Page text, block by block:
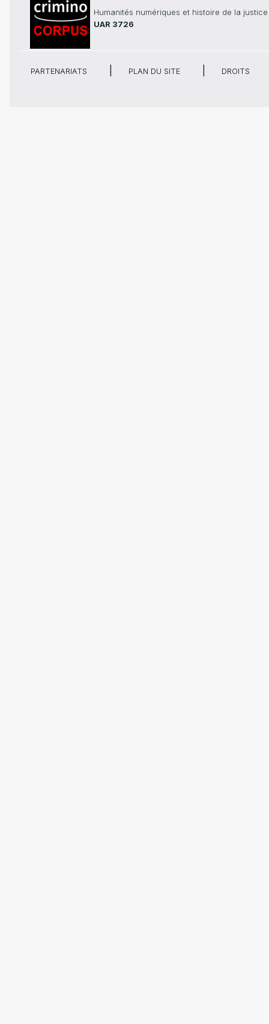
Humanités numériques et histoire de la justice
UAR 3726
PARTENARIATS PLAN DU SITE DROITS